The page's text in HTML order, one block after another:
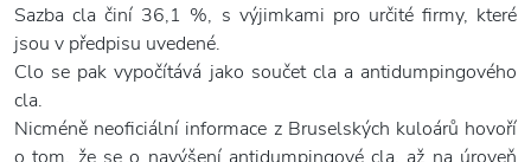
Sazba cla činí 36,1 %, s výjimkami pro určité firmy, které
jsou v předpisu uvedené.
Clo se pak vypočítává jako součet cla a antidumpingového
cla.
Nicméně neoficiální informace z Bruselských kuloárů hovoří
o tom, že se o navýšení antidumpingové cla, až na úroveň